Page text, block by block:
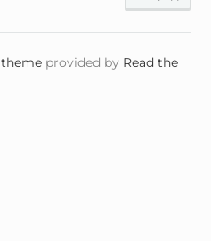
themeprovided by Read the